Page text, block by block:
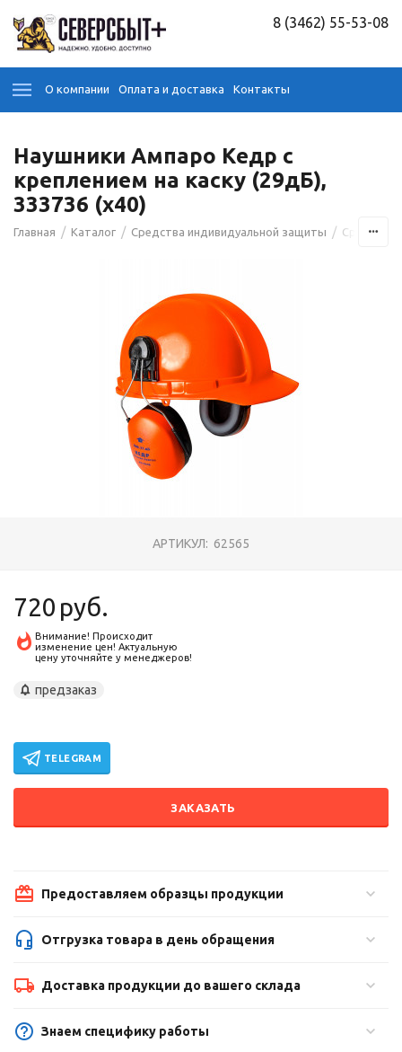
8 (3462) 55-53-08
О компании Оплата и доставка Контакты
Наушники Ампаро Кедр с
креплением на каску (29дБ),
333736 (х40)
Главная / Каталог / Средства индивидуальной защиты / Средства
АРТИКУЛ: 62565
720 руб.
Внимание! Происходит
изменение цен! Актуальную
цену уточняйте у менеджеров!
предзаказ
TELEGRAM
ЗАКАЗАТЬ
Предоставляем образцы продукции
Отгрузка товара в день обращения
Доставка продукции до вашего склада
Знаем специфику работы